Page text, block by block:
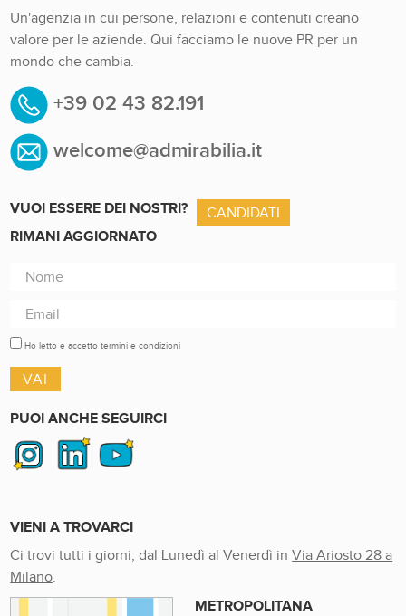
Un'agenzia in cui persone, relazioni e contenuti creano
valore per le aziende. Qui facciamo le nuove PR per un
mondo che cambia.
+39 02 43 82.191
welcome@admirabilia.it
VUOI ESSERE DEI NOSTRI?
CANDIDATI
RIMANI AGGIORNATO
Ho letto e accetto termini e condizioni
PUOI ANCHE SEGUIRCI
VIENI A TROVARCI
Ci trovi tutti i giorni, dal Lunedì al Venerdì inVia Ariosto 28 a
Milano
METROPOLITANA